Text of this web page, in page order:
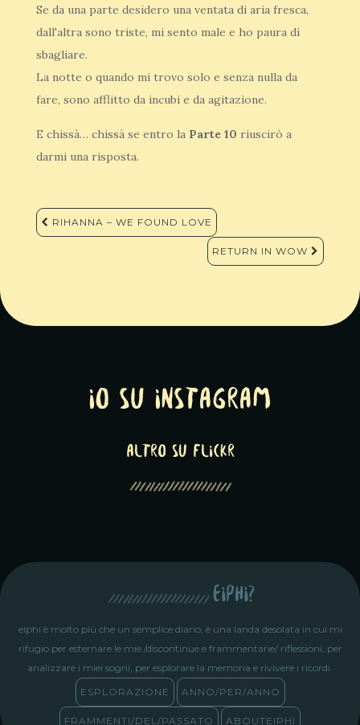
Se da una parte desidero una ventata di aria fresca,
dall'altra sono triste, mi sento male e ho paura di
sbagliare.
La notte o quando mi trovo solo e senza nulla da
fare, sono afflitto da incubi e da agitazione.
E chissà… chissà se entro la Parte 10 riuscirò a
darmi una risposta.
Navigazione
articoli
RIHANNA – WE FOUND LOVE
RETURN IN WOW
Io su Instagram
altro su Flickr
eiphi?
eiphi è molto più che un semplice diario, è una landa desolata in cui mi
rifugio per esternare le mie /discontinue e frammentarie/ riflessioni, per
analizzare i miei sogni, per esplorare la memoria e rivivere i ricordi.
ESPLORAZIONE
ANNO/PER/ANNO
FRAMMENTI/DEL/PASSATO ABOUTEIPHI